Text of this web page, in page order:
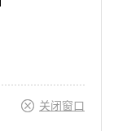
关闭窗口